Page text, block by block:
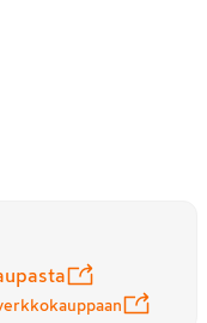
kestävä